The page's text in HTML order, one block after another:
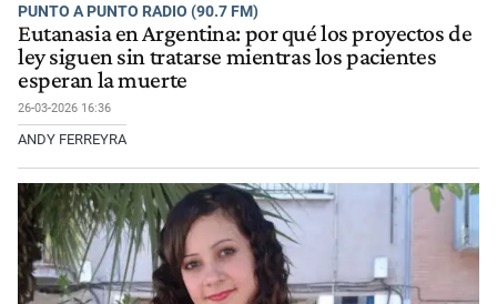
PUNTO A PUNTO RADIO (90.7 FM)
Eutanasia en Argentina: por qué los proyectos de
ley siguen sin tratarse mientras los pacientes
esperan la muerte
26-03-2026 16:36
ANDY FERREYRA